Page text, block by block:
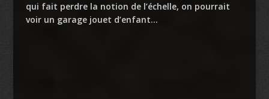
qui fait perdre la notion de l’échelle, on pourrait
voir un garage jouet d’enfant…